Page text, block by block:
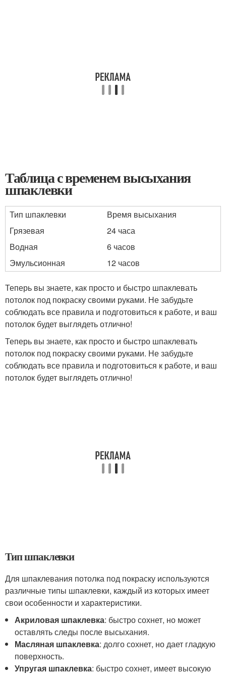
Таблица с временем высыхания
шпаклевки
Тип шпаклевки
Время высыхания
Грязевая
24 часа
Водная
6 часов
Эмульсионная
12 часов
Теперь вы знаете, как просто и быстро шпаклевать
потолок под покраску своими руками. Не забудьте
соблюдать все правила и подготовиться к работе, и ваш
потолок будет выглядеть отлично!
Теперь вы знаете, как просто и быстро шпаклевать
потолок под покраску своими руками. Не забудьте
соблюдать все правила и подготовиться к работе, и ваш
потолок будет выглядеть отлично!
Тип шпаклевки
Для шпаклевания потолка под покраску используются
различные типы шпаклевки, каждый из которых имеет
свои особенности и характеристики.
Акриловая шпаклевка: быстро сохнет, но может
оставлять следы после высыхания.
Масляная шпаклевка: долго сохнет, но дает гладкую
поверхность.
Упругая шпаклевка: быстро сохнет, имеет высокую